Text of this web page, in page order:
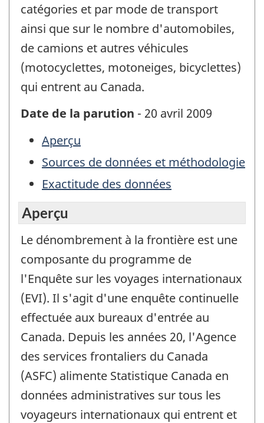
catégories et par mode de transport
ainsi que sur le nombre d'automobiles,
de camions et autres véhicules
(motocyclettes, motoneiges, bicyclettes)
qui entrent au Canada.
Date de la parution - 20 avril 2009
Aperçu
Sources de données et méthodologie
Exactitude des données
Aperçu
Le dénombrement à la frontière est une
composante du programme de
l'Enquête sur les voyages internationaux
(EVI). Il s'agit d'une enquête continuelle
effectuée aux bureaux d'entrée au
Canada. Depuis les années 20, l'Agence
des services frontaliers du Canada
(ASFC) alimente Statistique Canada en
données administratives sur tous les
voyageurs internationaux qui entrent et